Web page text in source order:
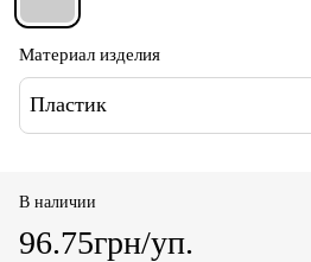
Материал изделия
Пластик
В наличии
96.75грн/уп.